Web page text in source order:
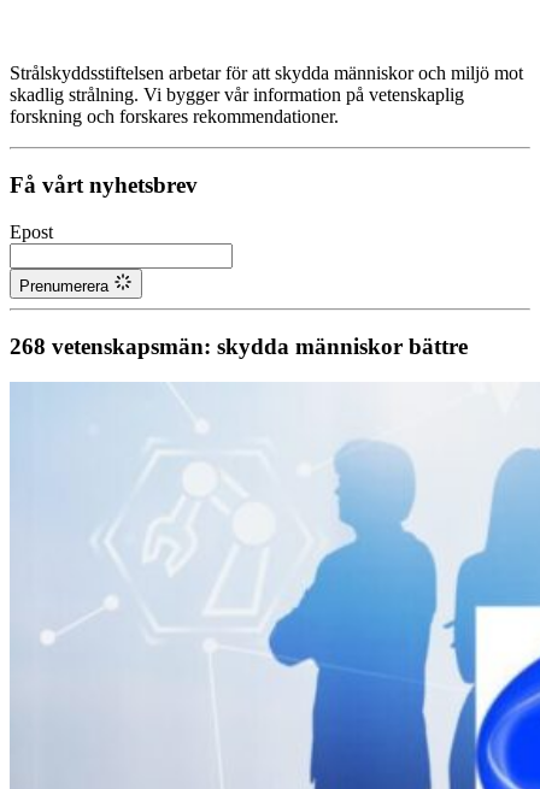
Strålskyddsstiftelsen arbetar för att skydda människor och miljö mot
skadlig strålning. Vi bygger vår information på vetenskaplig
forskning och forskares rekommendationer.
Få vårt nyhetsbrev
Epost
Prenumerera
268 vetenskapsmän: skydda människor bättre